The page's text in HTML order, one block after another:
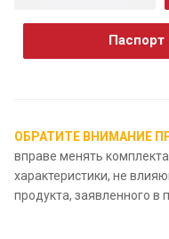
Паспорт
ОБРАТИТЕ ВНИМАНИЕ
вправе менять
характеристики, не
продукта, заявленного в